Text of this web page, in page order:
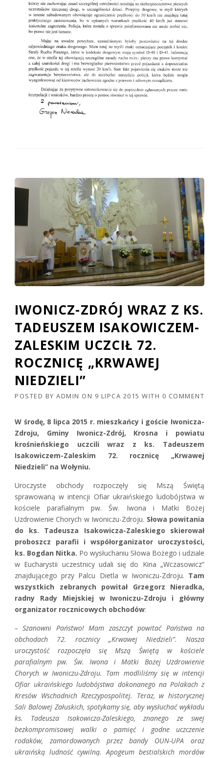
IWONICZ-ZDRÓJ WRAZ Z KS.
TADEUSZEM ISAKOWICZEM-
ZALESKIM UCZCIŁ 72.
ROCZNICĘ „KRWAWEJ
NIEDZIELI”
POSTED BY ADMIN ON 9 LIPCA 2015 WITH 0 COMMENT
W środę, 8 lipca 2015 r. mieszkańcy i goście Iwonicza-
Zdroju, Gminy Iwonicz-Zdrój, Krosna i powiatu
krośnieńskiego uczcili wraz z ks. Tadeuszem
Isakowiczem-Zaleskim 72. rocznicę „Krwawej
Niedzieli” na Wołyniu.
Uroczyste obchody rozpoczęły się Mszą Świętą
sprawowaną w intencji Ofiar ukraińskiego ludobójstwa w
kościele parafialnym pw. Św. Iwona i Matki Bożej
Uzdrowienie Chorych w Iwoniczu-Zdroju. Słowa powitania
do ks. Tadeusza Isakowicza-Zaleskiego skierował
proboszcz parafii i współorganizator uroczystości,
ks. Bogdan Nitka. Po wysłuchaniu Słowa Bożego i udziale
w Eucharystii uczestnicy udali się do Kina „Wczasowicz”
znajdującego przy Palcu Dietla w Iwoniczu-Zdroju. Tam
wszystkich zebranych powitał Grzegorz Nieradka,
radny Rady Miejskiej w Iwoniczu-Zdroju i główny
organizator rocznicowych obchodów:
– Szanowni Państwo! Mam zaszczyt powitać Państwa na
obchodach 72. rocznicy „Krwawej Niedzieli”. Nasza
uroczystość rozpoczęła się Mszą Świętą w kościele
parafialnym pw. Św. Iwona i Matki Bożej Uzdrowienie
Chorych w Iwoniczu-Zdroju. Tam modliliśmy się w intencji
Ofiar ukraińskiego ludobójstwa dokonanego na Polakach z
Kresów Wschodnich Rzeczypospolitej. Teraz, w historycznej
Sali Balowej Załuskich, spotykamy się, aby wysłuchać wykładu
ks. Tadeusza Isakowicza-Zaleskiego, znanego ze swej
bezkompromisowej walki o pamięć i godne uczczenie
rodaków, zamordowanych przez bandy OUN-UPA oraz
ukraińską ludność cywilną. Apogeum bestialskich mordów